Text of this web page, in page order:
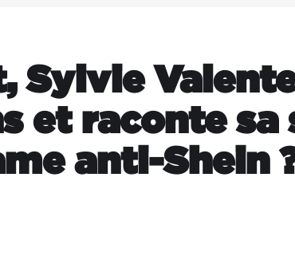
Sylvie
et raconte sa
anti-Shein